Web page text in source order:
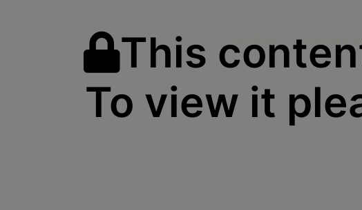
Mandala
This
To view it